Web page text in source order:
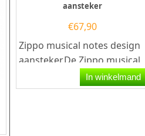
aansteker
€67,90
Zippo musical notes design
aansteker.De Zippo musical
notes design aansteker
heeft een hoogglans...
In winkelmand